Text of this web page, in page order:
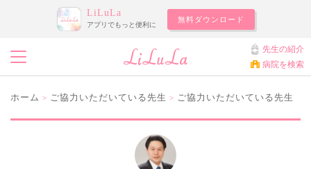
LiLuLa
アプリでもっと便利に
無料ダウンロード
先生の紹介
病院を検索
ホーム > ご協力いただいている先生 > ご協力いただいている先生